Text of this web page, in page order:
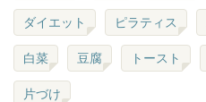
ダイエット ピラティス
白菜 豆腐 トースト
片づけ